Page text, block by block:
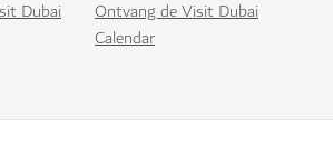
Dubai
Ontvang de Visit Dubai
Calendar